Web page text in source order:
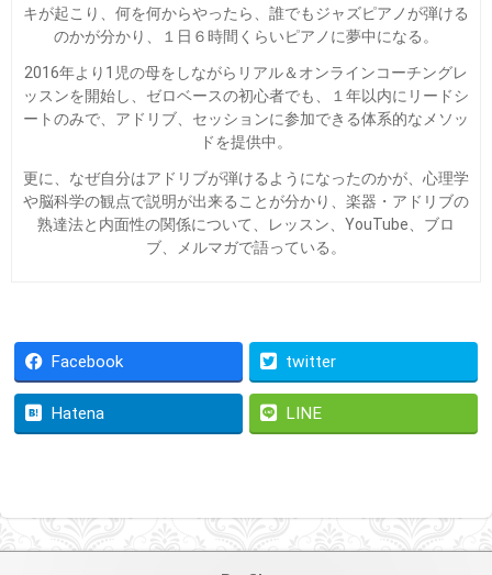
キが起こり、何を何からやったら、誰でもジャズピアノが弾ける
のかが分かり、１日６時間くらいピアノに夢中になる。
2016年より1児の母をしながらリアル＆オンラインコーチングレ
ッスンを開始し、ゼロベースの初心者でも、１年以内にリードシ
ートのみで、アドリブ、セッションに参加できる体系的なメソッ
ドを提供中。
更に、なぜ自分はアドリブが弾けるようになったのかが、心理学
や脳科学の観点で説明が出来ることが分かり、楽器・アドリブの
熟達法と内面性の関係について、レッスン、YouTube、ブロ
ブ、メルマガで語っている。
Facebook twitter
Hatena LINE